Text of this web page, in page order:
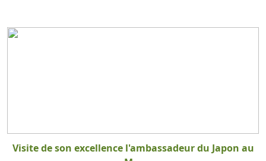
Visite de son excellence l'ambassadeur du Japon au